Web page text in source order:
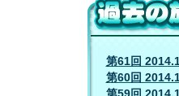
過去の放送！
第61回
第60回